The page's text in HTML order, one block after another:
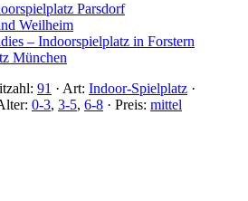
Parsdorf
Weilheim
– Indoorspielplatz in Forstern
München
91 · Art: Indoor-Spielplatz ·
0-3, 3-5, 6-8 · Preis: mittel